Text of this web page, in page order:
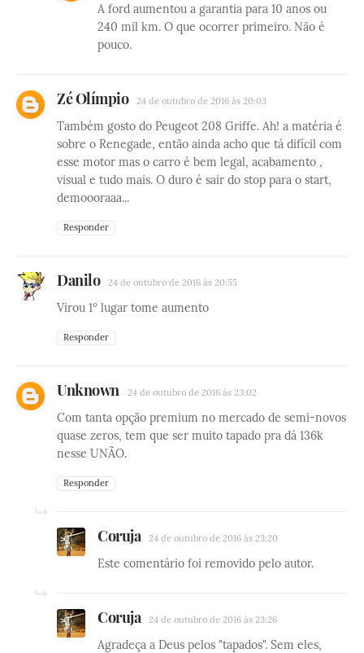
A ford aumentou a garantia para 10 anos ou
240 mil km. O que ocorrer primeiro. Não é
pouco.
Zé Olímpio 24 de outubro de 2016 às 20:03
Também gosto do Peugeot 208 Griffe. Ah! a matéria é
sobre o Renegade, então ainda acho que tá difícil com
esse motor mas o carro é bem legal, acabamento ,
visual e tudo mais. O duro é sair do stop para o start,
demoooraaa...
Responder
Danilo 24 de outubro de 2016 às 20:55
Virou 1º lugar tome aumento
Responder
Unknown 24 de outubro de 2016 às 23:02
Com tanta opção premium no mercado de semi-novos
quase zeros, tem que ser muito tapado pra dá 136k
nesse UNÃO.
Responder
Coruja 24 de outubro de 2016 às 23:20
Este comentário foi removido pelo autor.
Coruja 24 de outubro de 2016 às 23:26
Agradeça a Deus pelos "tapados". Sem eles,